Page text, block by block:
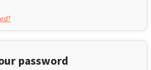
password